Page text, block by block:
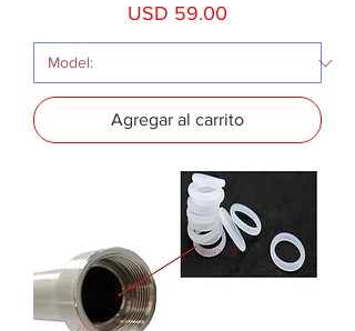
Precio
USD 59.00
Agregar al carrito